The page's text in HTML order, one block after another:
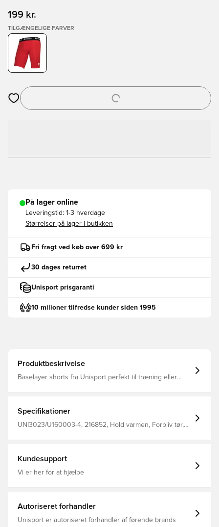
199 kr.
TILGÆNGELIGE FARVER
Åbner en Modal til at logge ind eller tilmelde dig som medlem
På lager online
Leveringstid: 1-3 hverdage
Størrelser på lager i butikken
Fri fragt ved køb over 699 kr
30 dages returret
Unisport prisgaranti
10 milioner tilfredse kunder siden 1995
Produktbeskrivelse
Baselayer shorts fra Unisport perfekt til træning eller
og varm Den brede og elastiske linning kan strækkes for
Specifikationer
UNI3023/U160003-4, 216852, Hold varmen, Forbliv tør,
Kundesupport
Vi er her for at hjælpe
Autoriseret forhandler
Unisport er autoriseret forhandler af førende brands